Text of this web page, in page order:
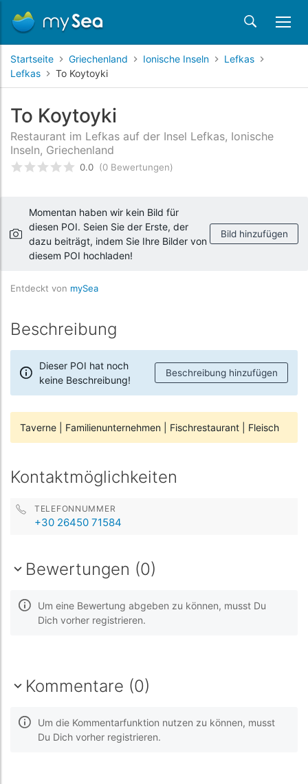
Startseite Griechenland Ionische Inseln
Lefkas
Lefkas
To Koytoyki
To Koytoyki
Restaurant im Lefkas auf der Insel Lefkas, Ionische
Inseln, Griechenland
bewertet0 /5 beyogen auf
0.0 (0 Bewertungen)
Momentan haben wir kein Bild für
diesen POI. Seien Sie der Erste, der
dazu beiträgt, indem Sie Ihre Bilder von
diesem POI hochladen!
Bild hinzufügen
Entdeckt von mySea
Beschreibung
Dieser POI hat noch
keine Beschreibung!
Beschreibung hinzufügen
Taverne Familienunternehmen Fischrestaurant Fleisch
Kontaktmöglichkeiten
TELEFONNUMMER
+30 26450 71584
Bewertungen (0)
Um eine Bewertung abgeben zu können, musst Du
Dich vorher registrieren.
Kommentare (0)
Um die Kommentarfunktion nutzen zu können, musst
Du Dich vorher registrieren.